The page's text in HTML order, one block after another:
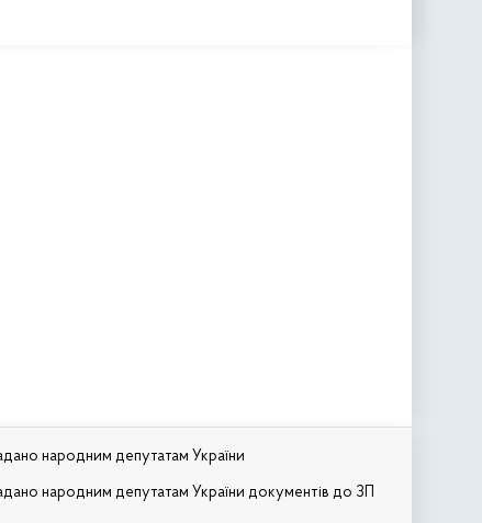
народним депутатам України
народним депутатам України документів до ЗП